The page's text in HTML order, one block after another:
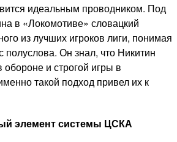
идеальным проводником. Под
в «Локомотиве» словацкий
из лучших игроков лиги, понимая
полуслова. Он знал, что Никитин
обороне и строгой игры в
такой подход привел их к
элемент системы ЦСКА